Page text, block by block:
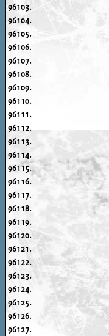
96103.
96104.
96105.
96106.
96107.
96108.
96109.
96110.
96111.
96112.
96113.
96114.
96115.
96116.
96117.
96118.
96119.
96120.
96121.
96122.
96123.
96124.
96125.
96126.
96127.